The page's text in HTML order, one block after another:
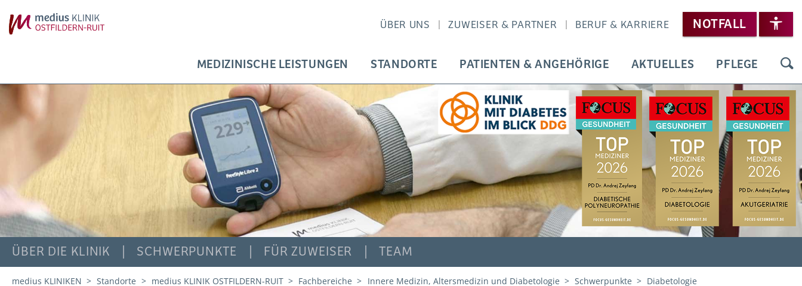
ÜBER UNS ZUWEISER & PARTNER BERUF & KARRIERE NOTFALL
MEDIZINISCHE LEISTUNGEN STANDORTE PATIENTEN & ANGEHÖRIGE AKTUELLES PFLEGE
ÜBER DIE KLINIK SCHWERPUNKTE FÜR ZUWEISER TEAM
medius KLINIKEN Standorte medius KLINIK OSTFILDERN-RUIT Fachbereiche Innere Medizin, Altersmedizin und Diabetologie Schwerpunkte Diabetologie